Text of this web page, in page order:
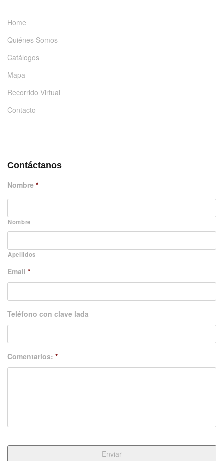
Home
Quiénes Somos
Catálogos
Mapa
Recorrido Virtual
Contacto
Contáctanos
Nombre *
Nombre
Apellidos
Email *
Teléfono con clave lada
Comentarios: *